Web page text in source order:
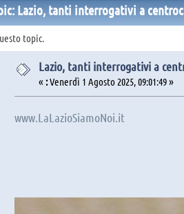
Lazio, tanti interrogativi a
topic.
Lazio, tanti interrogativi a
« :Venerdì 1 Agosto 2025, 09:01:49 »
www.LaLazioSiamoNoi.it